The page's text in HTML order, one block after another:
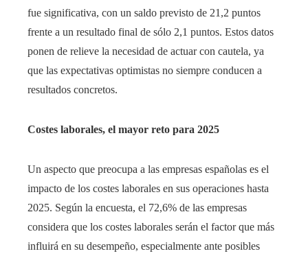
fue significativa, con un saldo previsto de 21,2 puntos
frente a un resultado final de sólo 2,1 puntos. Estos datos
ponen de relieve la necesidad de actuar con cautela, ya
que las expectativas optimistas no siempre conducen a
resultados concretos.
Costes laborales, el mayor reto para 2025
Un aspecto que preocupa a las empresas españolas es el
impacto de los costes laborales en sus operaciones hasta
2025. Según la encuesta, el 72,6% de las empresas
considera que los costes laborales serán el factor que más
influirá en su desempeño, especialmente ante posibles